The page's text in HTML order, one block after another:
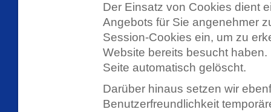
Der Einsatz von Cookies dient
Angebots für Sie angenehmer
Session-Cookies ein, um zu
Website bereits besucht
Seite automatisch gelöscht.
Darüber hinaus setzen wir
Benutzerfreundlichkeit